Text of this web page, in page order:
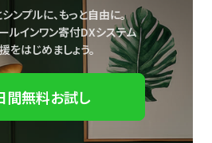
ンプルに、もっと自由に。
ルインワン寄付DXシステム
をはじめましょう。
間無料お試し